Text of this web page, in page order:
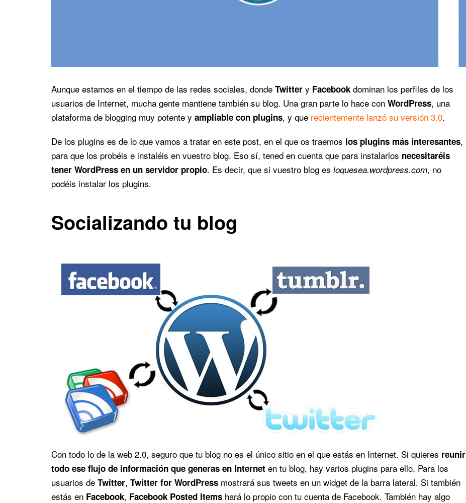
Aunque estamos en el tiempo de las redes sociales, donde Twitter y Facebook dominan los perfiles de los
usuarios de Internet, mucha gente mantiene también su blog. Una gran parte lo hace con WordPress, una
plataforma de blogging muy potente y ampliable con plugins, y que recientemente lanzó su versión 3.0.
De los plugins es de lo que vamos a tratar en este post, en el que os traemos los plugins más interesantes,
para que los probéis e instaléis en vuestro blog. Eso sí, tened en cuenta que para instalarlos necesitaréis
tener WordPress en un servidor propio. Es decir, que si vuestro blog es loquesea.wordpress.com, no
podéis instalar los plugins.
Socializando tu blog
Con todo lo de la web 2.0, seguro que tu blog no es el único sitio en el que estás en Internet. Si quieres reunir
todo ese flujo de información que generas en Internet en tu blog, hay varios plugins para ello. Para los
usuarios de Twitter, Twitter for WordPress mostrará sus tweets en un widget de la barra lateral. Si también
estás en Facebook, Facebook Posted Items hará lo propio con tu cuenta de Facebook. También hay algo